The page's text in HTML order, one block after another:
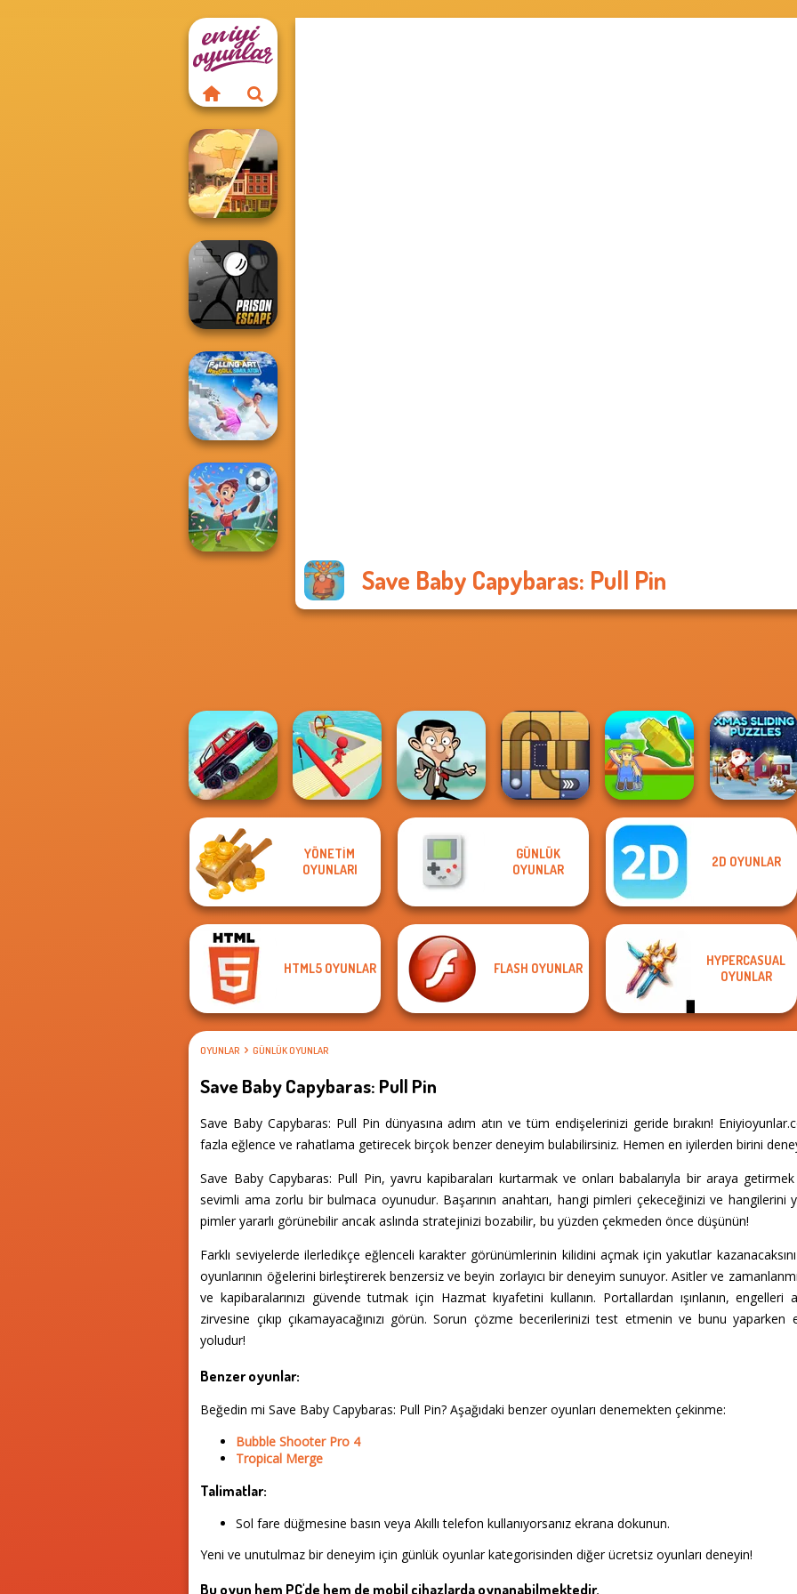
Save Baby Capybaras: Pull Pin
End of War
Prison Escape
Online
Falling Art
Ragdoll
Simulator
Hill Climbing
Mania
Fun Race 3D Mr Bean Jump Free the Ball
My Garden
Journey
Xmas Sliding
YÖNETIM
OYUNLARI
GÜNLÜK
OYUNLAR
2D OYUNLAR
HTML5 OYUNLAR FLASH OYUNLAR
HYPERCASUAL
OYUNLAR
OYUNLAR GÜNLÜK OYUNLAR
Save Baby Capybaras: Pull Pin
Save Baby Capybaras: Pull Pin dünyasına adım atın ve tüm endişelerinizi geride bırakın!
fazla eğlence ve rahatlama getirecek birçok benzer deneyim bulabilirsiniz. Hemen en iyilerden birini
Save Baby Capybaras: Pull Pin, yavru kapibaraları kurtarmak ve onları babalarıyla bir araya getirmek
sevimli ama zorlu bir bulmaca oyunudur. Başarının anahtarı, hangi pimleri çekeceğinizi ve hangilerini
pimler yararlı görünebilir ancak aslında stratejinizi bozabilir, bu yüzden çekmeden önce düşünün!
Farklı seviyelerde ilerledikçe eğlenceli karakter görünümlerinin kilidini açmak için yakutlar
oyunlarının öğelerini birleştirerek benzersiz ve beyin zorlayıcı bir deneyim sunuyor. Asitler ve
ve kapibaralarınızı güvende tutmak için Hazmat kıyafetini kullanın. Portallardan ışınlanın,
zirvesine çıkıp çıkamayacağınızı görün. Sorun çözme becerilerinizi test etmenin ve bunu
yoludur!
Benzer oyunlar:
Beğedin mi Save Baby Capybaras: Pull Pin? Aşağıdaki benzer oyunları denemekten çekinme:
Bubble Shooter Pro 4
Tropical Merge
Talimatlar:
Sol fare düğmesine basın veya Akıllı telefon kullanıyorsanız ekrana dokunun.
Yeni ve unutulmaz bir deneyim için günlük oyunlar kategorisinden diğer ücretsiz oyunları deneyin!
Bu oyun hem PC'de hem de mobil cihazlarda oynanabilmektedir.